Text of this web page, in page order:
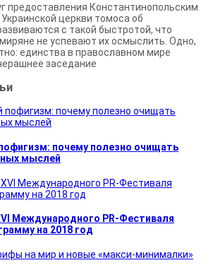
предоставления Константи­нопольским
церкви томоса об
с такой быстротой, что
не успевают их осмыслить. Одно,
единства в православном мире
заседание
почему полезно очищать
мыслей
Международного PR-Фестиваля
на 2018 год